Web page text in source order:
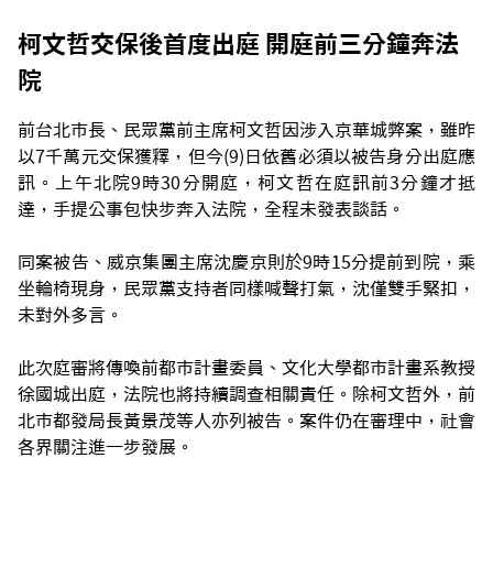
柯文哲交保後首度出庭 開庭前三分鐘奔法
院
前台北市長、民眾黨前主席柯文哲因涉入京華城弊案，雖昨
以7千萬元交保獲釋，但今(9)日依舊必須以被告身分出庭應
訊。上午北院9時30分開庭，柯文哲在庭訊前3分鐘才抵
達，手提公事包快步奔入法院，全程未發表談話。
同案被告、威京集團主席沈慶京則於9時15分提前到院，乘
坐輪椅現身，民眾黨支持者同樣喊聲打氣，沈僅雙手緊扣，
未對外多言。
此次庭審將傳喚前都市計畫委員、文化大學都市計畫系教授
徐國城出庭，法院也將持續調查相關責任。除柯文哲外，前
北市都發局長黃景茂等人亦列被告。案件仍在審理中，社會
各界關注進一步發展。